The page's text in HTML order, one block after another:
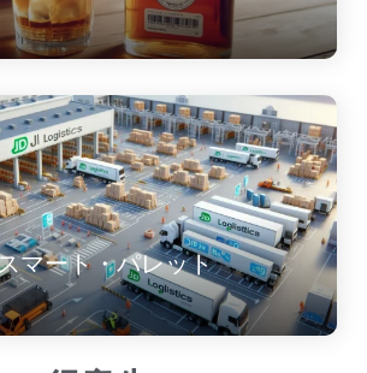
variable $attachment_id in
crystone-jp.com/public_html/wp-
elementor-sm-
news.phpon line335
得意先